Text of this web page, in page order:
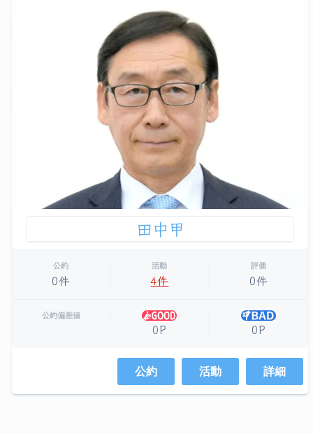
田中甲
公約
0件
活動
4件
評価
0件
公約偏差値
0P 0P
公約 活動 詳細